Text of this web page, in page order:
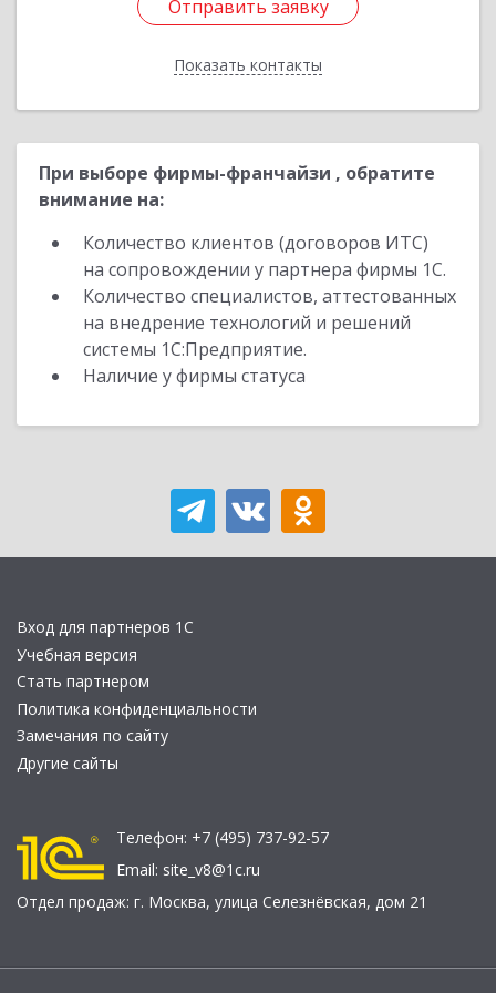
Отправить заявку
Показать контакты
Отправить заявку
Назад
При выборе фирмы-франчайзи , обратите
внимание на:
Количество клиентов (договоров ИТС)
на сопровождении у партнера фирмы 1С.
Количество специалистов, аттестованных
на внедрение технологий и решений
системы 1С:Предприятие.
Наличие у фирмы статуса
Вход для партнеров 1С
Учебная версия
Стать партнером
Политика конфиденциальности
Замечания по сайту
Другие сайты
Телефон: +7 (495) 737-92-57
Email: site_v8@1c.ru
Отдел продаж: г. Москва, улица Селезнёвская, дом 21